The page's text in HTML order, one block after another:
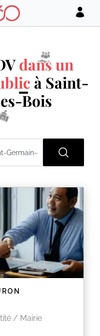
dans un
à Saint-
Bois
/ Mairie